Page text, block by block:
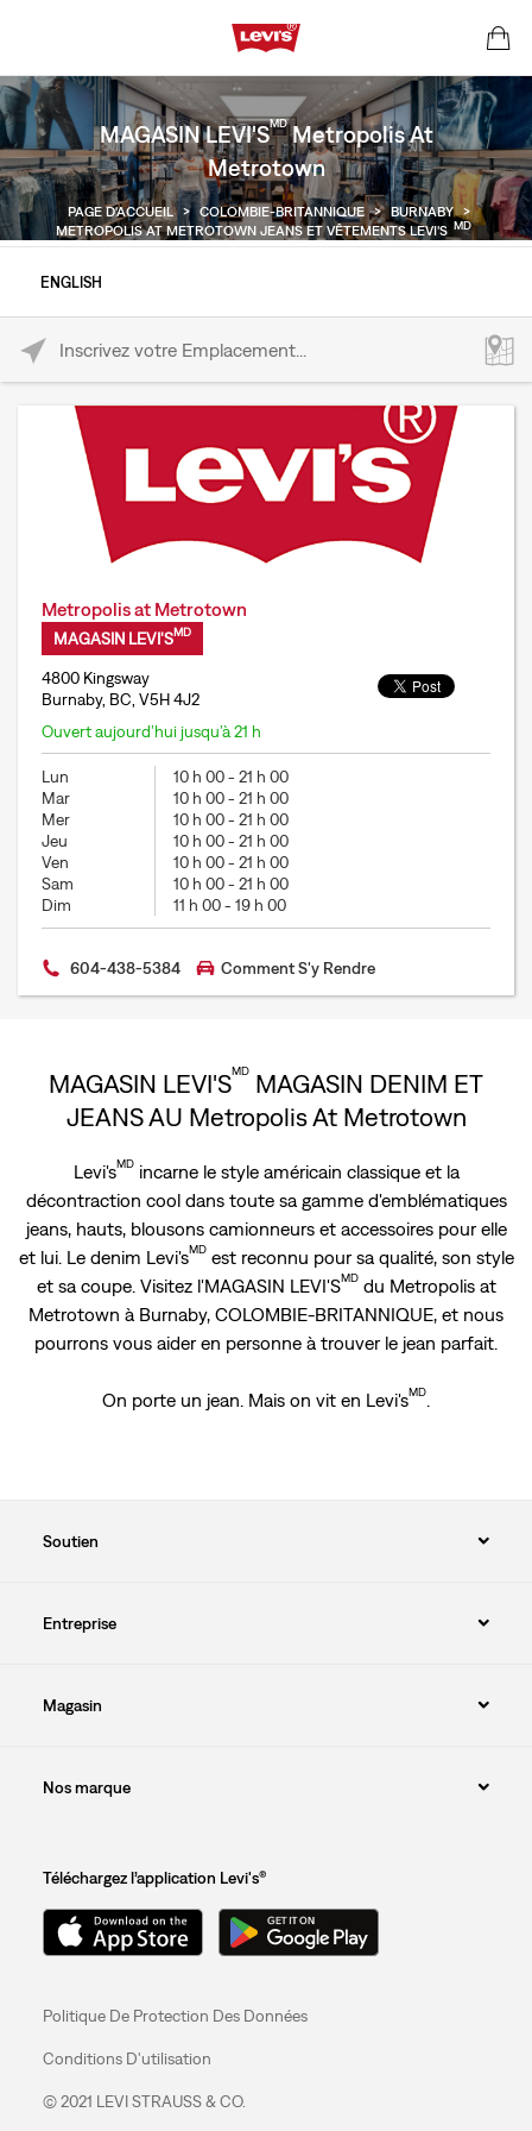
MAGASIN LEVI'SMDMetropolis At
Metrotown
PAGE D'ACCUEIL > COLOMBIE-BRITANNIQUE > BURNABY >
METROPOLIS AT METROTOWN JEANS ET VÊTEMENTS LEVI'S MD
ENGLISH
Metropolis at Metrotown
MAGASIN LEVI'SMD
4800 Kingsway
Burnaby, BC, V5H 4J2
Ouvert aujourd’hui jusqu’à 21 h
Lun 10 h 00-21 h 00
Mar
10 h 00-21 h 00
Mer
10 h 00-21 h 00
Jeu
10 h 00-21 h 00
Ven
10 h 00-21 h 00
Sam
10 h 00-21 h 00
Dim
11 h 00-19 h 00
604-438-5384 Comment S'y Rendre
MAGASIN LEVI'SMD MAGASIN DENIM ET
JEANS AU Metropolis At Metrotown
Levi'sMDincarne le style américain classique et la
décontraction cool dans toute sa gamme d'emblématiques
jeans, hauts, blousons camionneurs et accessoires pour elle
et lui. Le denim Levi'sMDest reconnu pour sa qualité, son style
et sa coupe. Visitez l'MAGASIN LEVI'SMDdu Metropolis at
Metrotown à Burnaby, COLOMBIE-BRITANNIQUE, et nous
pourrons vous aider en personne à trouver le jean parfait.
On porte un jean. Mais on vit en Levi'sMD.
Soutien
Entreprise
Magasin
Nos marque
Téléchargez l’application Levi's®
Politique De Protection Des Données
Conditions D'utilisation
© 2021 LEVI STRAUSS & CO.